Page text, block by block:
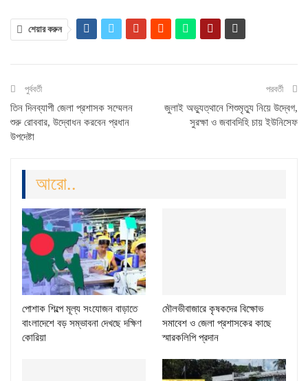
শেয়ার করুন
পুর্ববর্তী
তিন দিনব্যাপী জেলা প্রশাসক সম্মেলন
শুরু রোববার, উদ্বোধন করবেন প্রধান
উপদেষ্টা
পরবর্তী
জুলাই অভ্যুত্থানে শিশুমৃত্যু নিয়ে উদ্বেগ,
সুরক্ষা ও জবাবদিহি চায় ইউনিসেফ
আরো..
পোশাক শিল্পে মূল্য সংযোজন বাড়াতে
বাংলাদেশে বড় সম্ভাবনা দেখছে দক্ষিণ
কোরিয়া
মৌলভীবাজারে কৃষকদের বিক্ষোভ
সমাবেশ ও জেলা প্রশাসকের কাছে
স্মারকলিপি প্রদান